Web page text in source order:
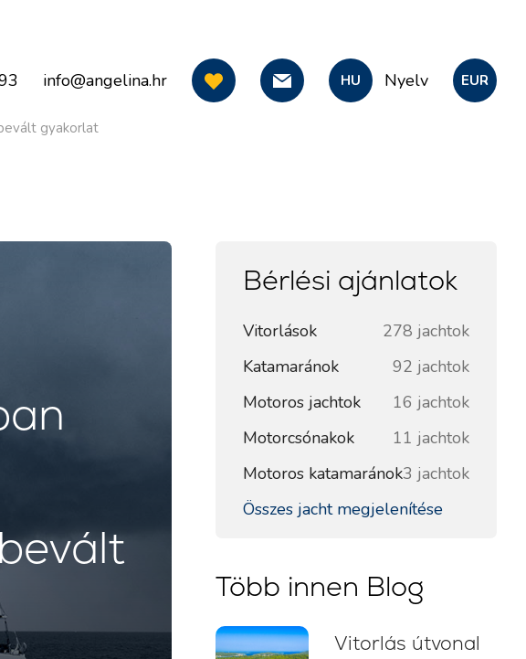
info@angelina.hr HU Nyelv EUR
gyakorlat
Bérlési ajánlatok
Vitorlások
278 jachtok
Katamaránok
92 jachtok
Motoros jachtok
16 jachtok
Motorcsónakok
11 jachtok
Motoros katamaránok3 jachtok
Összes jacht megjelenítése
Több innen Blog
Vitorlás útvonal